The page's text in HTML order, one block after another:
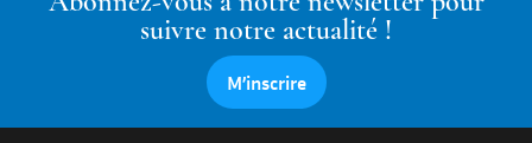
suivre notre actualité !
M’inscrire